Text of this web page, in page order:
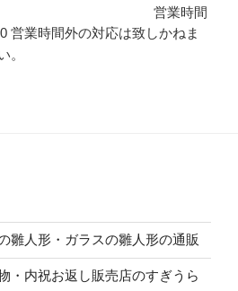
営業時間
営業時間外の対応は致しかねま
。
雛人形・ガラスの雛人形の通販
・内祝お返し販売店のすぎうら